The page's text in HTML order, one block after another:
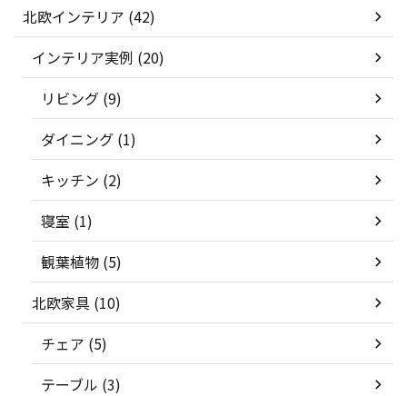
北欧インテリア (42)
インテリア実例 (20)
リビング (9)
ダイニング (1)
キッチン (2)
寝室 (1)
観葉植物 (5)
北欧家具 (10)
チェア (5)
テーブル (3)